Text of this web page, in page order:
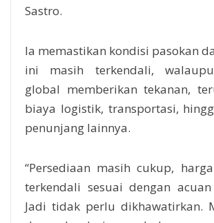
Sastro.
Ia memastikan kondisi pasokan
ini masih terkendali,
global memberikan tekanan,
biaya logistik, transportasi,
penunjang lainnya.
“Persediaan masih cukup,
terkendali sesuai dengan
Jadi tidak perlu dikhawatirkan.